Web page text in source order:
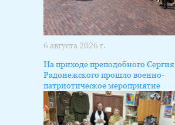
6 августа 2026 г.
На приходе преподобного Сергия
Радонежского прошло военно-
патриотическое мероприятие